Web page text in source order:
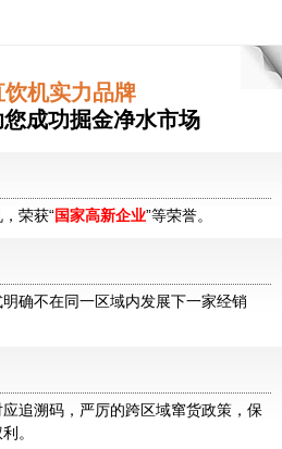
饮机实力品牌
成功掘金净水市场
荣获“国家高新企业”等荣誉。
机
确不在同一区域内发展下一家经销
追溯码，严厉的跨区域窜货政策，保
。